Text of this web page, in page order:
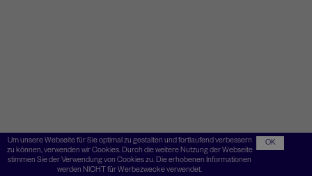
Um unsere Webseite für Sie optimal zu gestalten und fortlaufend verbessern
zu können, verwenden wir Cookies. Durch die weitere Nutzung der Webseite
stimmen Sie der Verwendung von Cookies zu. Die erhobenen Informationen
werden NICHT für Werbezwecke verwendet.
OK